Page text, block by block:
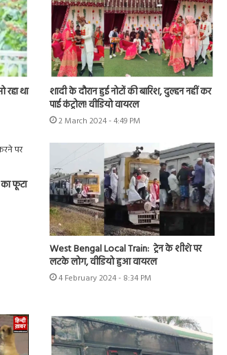
था
शादी के दौरान हुई नोटों की बारिश, दुल्हन नहीं कर
पाई कंट्रोल! वीडियो वायरल
2 March 2024 - 4:49 PM
फूटा
West Bengal Local Train: ट्रेन के शीशे पर
लटके लोग, वीडियो हुआ वायरल
4 February 2024 - 8:34 PM